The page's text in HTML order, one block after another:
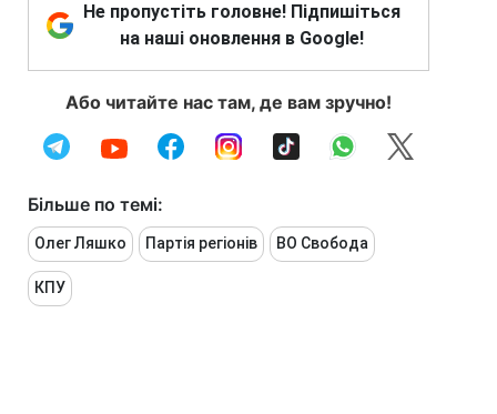
Не пропустіть головне! Підпишіться
на наші оновлення в Google!
Або читайте нас там, де вам зручно!
Більше по темі:
Олег Ляшко Партія регіонів ВО Свобода
КПУ